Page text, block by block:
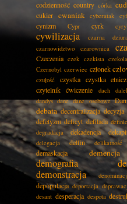
codzienność country córka cud
cukier cwaniak cyberatak
cynizm Cypr cyrk
cywilizacja czarna
czarnowidztwo
czarownica
Czeczenia czek czekista
Czernobyl czerwiec członek
czułość czystka czystka
czytelnik ćwiczenie dach
dandys dane dane osobowe
debata decentralizacja decyzja
defetyzm deficyt defilada
degradacja dekadencja
delegacja
delfin delikatność
demaskacja
demencja
demografia
demonstracja
depopulacja deportacja
desant desperacja despota